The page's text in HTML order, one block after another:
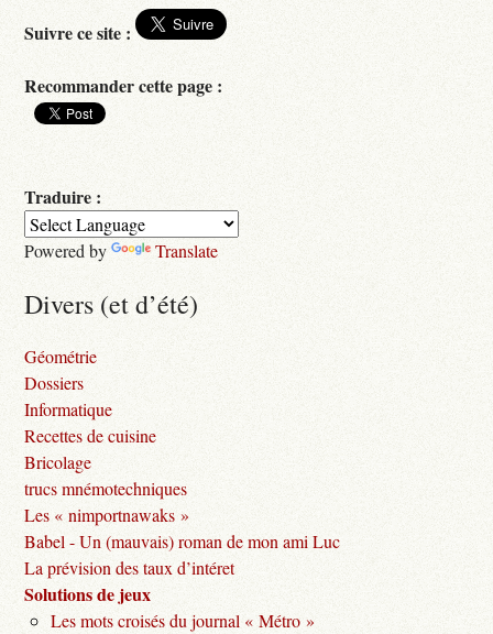
Suivre ce site :
Recommander cette page :
Traduire :
Powered by Translate
Divers (et d’été)
Géométrie
Dossiers
Informatique
Recettes de cuisine
Bricolage
trucs mnémotechniques
Les « nimportnawaks »
Babel - Un (mauvais) roman de mon ami Luc
La prévision des taux d’intéret
Solutions de jeux
Les mots croisés du journal « Métro »